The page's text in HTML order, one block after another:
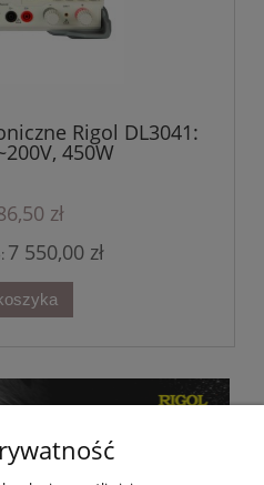
Rigol DL3041:
450W
zł
7 550,00 zł